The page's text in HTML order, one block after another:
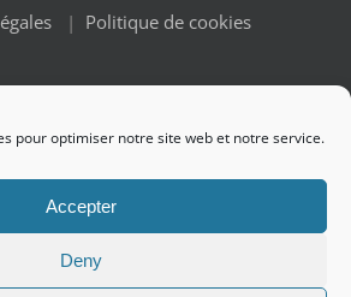
pour optimiser notre site web et notre service.
Accepter
Deny
| Politique de cookies
2026 Renaissance des Appellations | All
Rights Reserved